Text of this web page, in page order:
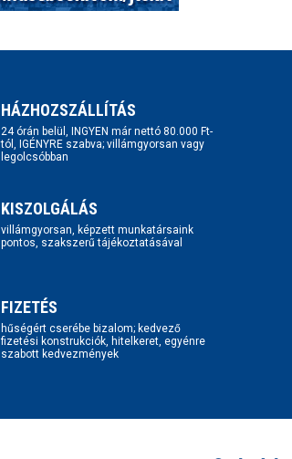
HÁZHOZSZÁLLÍTÁS
24 órán belül, INGYEN már nettó 80.000 Ft-
tól, IGÉNYRE szabva; villámgyorsan vagy
legolcsóbban
KISZOLGÁLÁS
villámgyorsan, képzett munkatársaink
pontos, szakszerű tájékoztatásával
FIZETÉS
hűségért cserébe bizalom; kedvező
fizetési konstrukciók, hitelkeret, egyénre
szabott kedvezmények